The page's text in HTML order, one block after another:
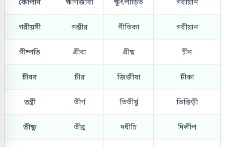
কৌপীন ক্ষীণজীবী ক্ষুৎপীড়িত গরীয়ান
গরীয়সী গম্ভীর গীতিকা গরীয়ান
গীষ্পতি গ্রীবা গ্রীষ্ম চীন
চীবর চীর জিজীষা টীকা
তন্ত্রী তীর্ণ তিতীর্ষু তিস্তিড়ী
তীক্ষ্ণ তীব্র দধীচি দিলীপ